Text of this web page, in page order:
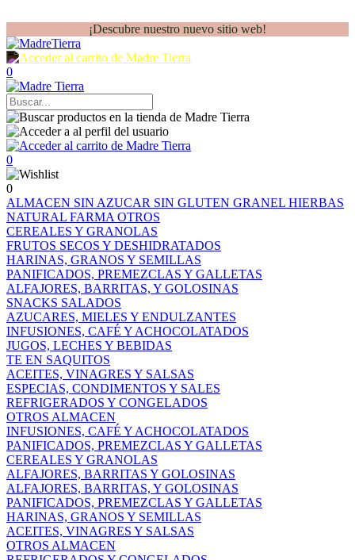
¡Descubre nuestro nuevo sitio web!
0
0
0
ALMACEN SIN AZUCAR SIN GLUTEN GRANEL HIERBAS
NATURAL FARMA OTROS
CEREALES Y GRANOLAS
FRUTOS SECOS Y DESHIDRATADOS
HARINAS, GRANOS Y SEMILLAS
PANIFICADOS, PREMEZCLAS Y GALLETAS
ALFAJORES, BARRITAS, Y GOLOSINAS
SNACKS SALADOS
AZUCARES, MIELES Y ENDULZANTES
INFUSIONES, CAFÉ Y ACHOCOLATADOS
JUGOS, LECHES Y BEBIDAS
TE EN SAQUITOS
ACEITES, VINAGRES Y SALSAS
ESPECIAS, CONDIMENTOS Y SALES
REFRIGERADOS Y CONGELADOS
OTROS ALMACEN
INFUSIONES, CAFÉ Y ACHOCOLATADOS
PANIFICADOS, PREMEZCLAS Y GALLETAS
CEREALES Y GRANOLAS
ALFAJORES, BARRITAS Y GOLOSINAS
ALFAJORES, BARRITAS, Y GOLOSINAS
PANIFICADOS, PREMEZCLAS Y GALLETAS
HARINAS, GRANOS Y SEMILLAS
ACEITES, VINAGRES Y SALSAS
OTROS ALMACEN